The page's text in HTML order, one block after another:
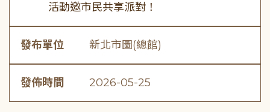
活動邀市民共享派對！
發布單位 新北市圖(總館)
發佈時間 2026-05-25